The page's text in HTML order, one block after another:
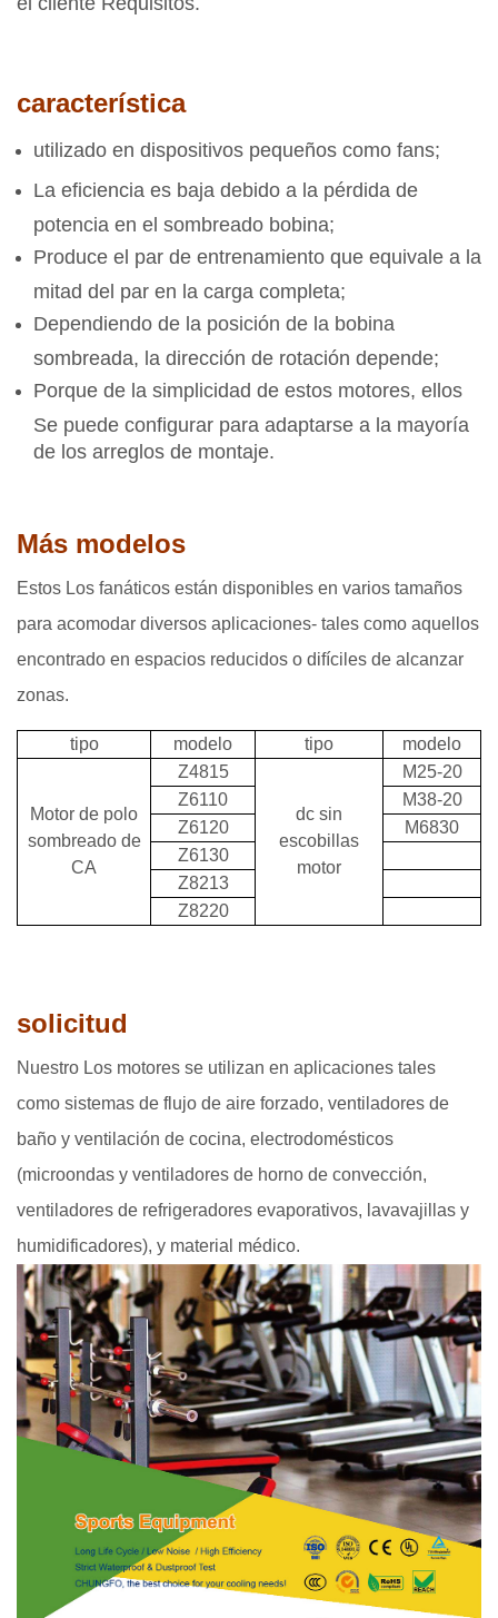
característica
utilizado en dispositivos pequeños como fans;
La eficiencia es baja debido a la pérdida de
potencia en el sombreado bobina;
Produce el par de entrenamiento que equivale a la
mitad del par en la carga completa;
Dependiendo de la posición de la bobina
sombreada, la dirección de rotación depende;
Porque de la simplicidad de estos motores, ellos
Se puede configurar para adaptarse a la mayoría
de los arreglos de montaje.
Más modelos
Estos Los fanáticos están disponibles en varios tamaños
para acomodar diversos aplicaciones- tales como aquellos
encontrado en espacios reducidos o difíciles de alcanzar
zonas.
tipo modelo tipo modelo
Motor de polo
sombreado de
CA
Z4815
dc sin
escobillas
motor
M25-20
Z6110
M38-20
Z6120
M6830
Z6130
Z8213
Z8220
solicitud
Nuestro Los motores se utilizan en aplicaciones tales
como sistemas de flujo de aire forzado, ventiladores de
baño y ventilación de cocina, electrodomésticos
(microondas y ventiladores de horno de convección,
ventiladores de refrigeradores evaporativos, lavavajillas y
humidificadores), y material médico.